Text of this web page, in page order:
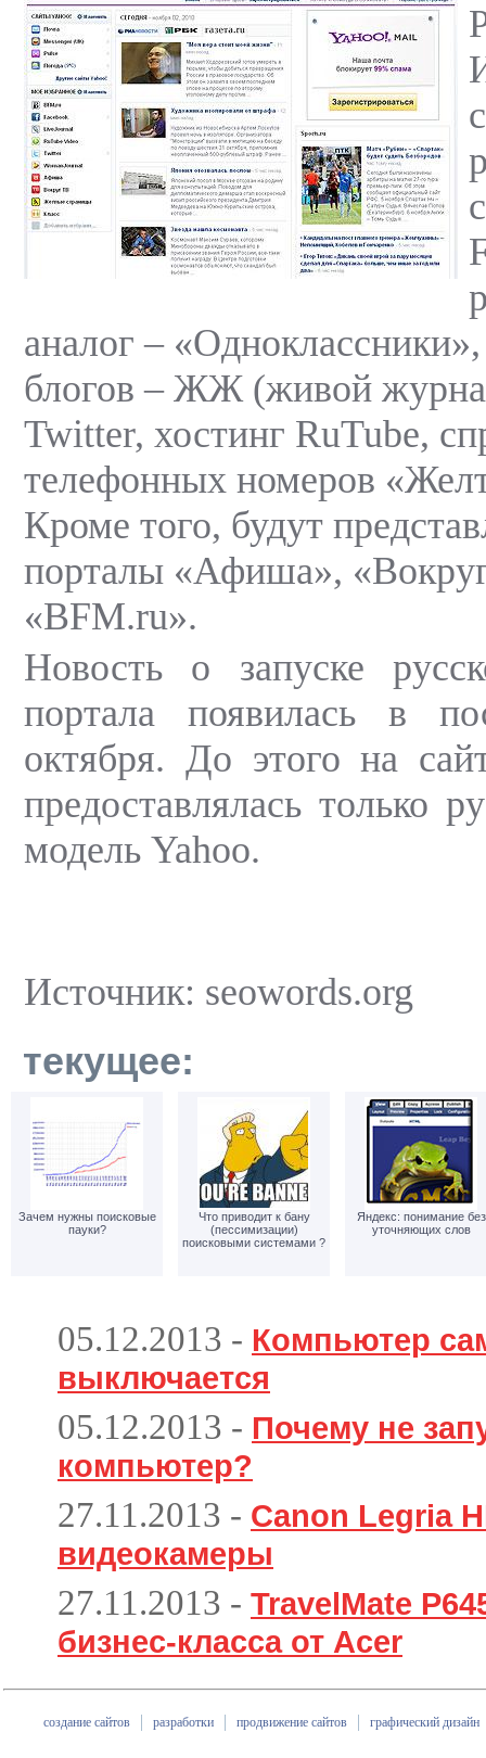
аналог –
блогов – ЖЖ (живой
Twitter, хостинг RuTube,
телефонных номеров
Кроме того, будут
порталы «Афиша»,
«BFM.ru».
Новость о запуске
портала появилась в
октября. До этого на
предоставлялась только
модель Yahoo.
Источник: seowords.org
текущее:
Зачем нужны поисковые
пауки?
Что приводит к бану
(пессимизации)
поисковыми системами ?
Яндекс: понимание без
уточняющих слов
05.12.2013 - Компьютер
выключается
05.12.2013 - Почему не
компьютер?
27.11.2013 - Canon Legria
видеокамеры
27.11.2013 - TravelMate
бизнес-класса от Acer
создание сайтов разработки продвижение сайтов графический дизайн